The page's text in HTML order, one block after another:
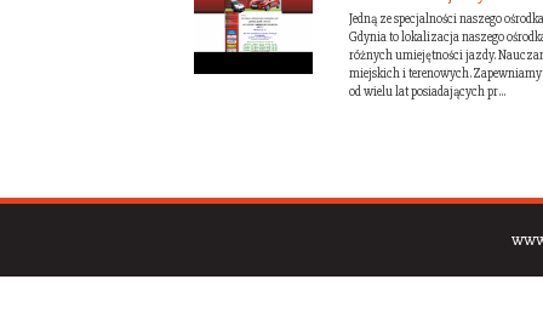
Jedną ze specjalności naszego
Gdynia to lokalizacja naszego
różnych umiejętności jazdy.
miejskich i terenowych. Zapewniamy
od wielu lat posiadających pr...